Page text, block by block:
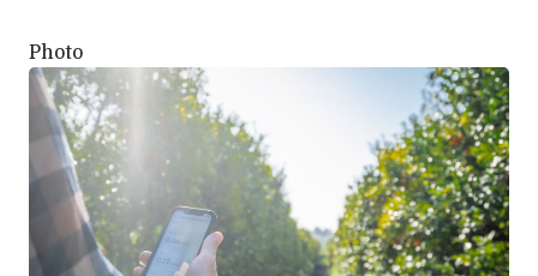
Photo